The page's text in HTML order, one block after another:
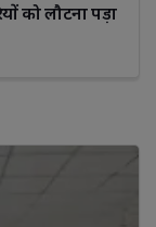
को लौटना पड़ा